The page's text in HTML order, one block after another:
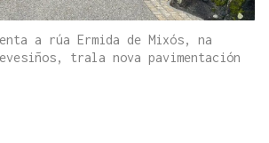
a rúa Ermida de Mixós, na
trala nova pavimentación